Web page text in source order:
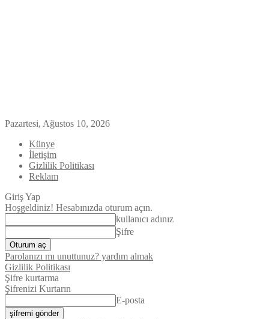
Pazartesi, Ağustos 10, 2026
Künye
İletişim
Gizlilik Politikası
Reklam
Giriş Yap
Hoşgeldiniz! Hesabınızda oturum açın.
kullanıcı adınız
Şifre
Parolanızı mı unuttunuz? yardım almak
Gizlilik Politikası
Şifre kurtarma
Şifrenizi Kurtarın
E-posta